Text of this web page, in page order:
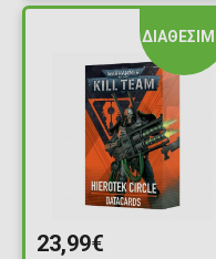
23,99€